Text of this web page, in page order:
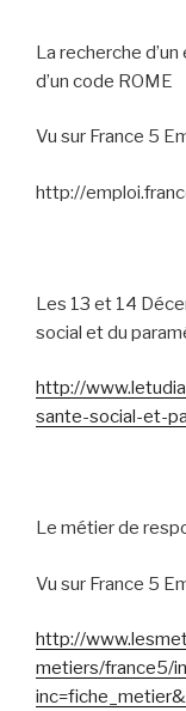
La recherche
d’un code ROME
Vu sur France 5
http://
Les 13 et 14
social et du
http://
sante-social-et-
Le métier de
Vu sur France 5
http://
metiers/france5/